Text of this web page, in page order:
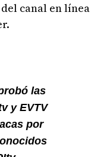
canal en línea
las
y EVTV
por